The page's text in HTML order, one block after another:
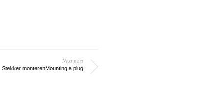
Next post
Stekker monterenMounting a plug